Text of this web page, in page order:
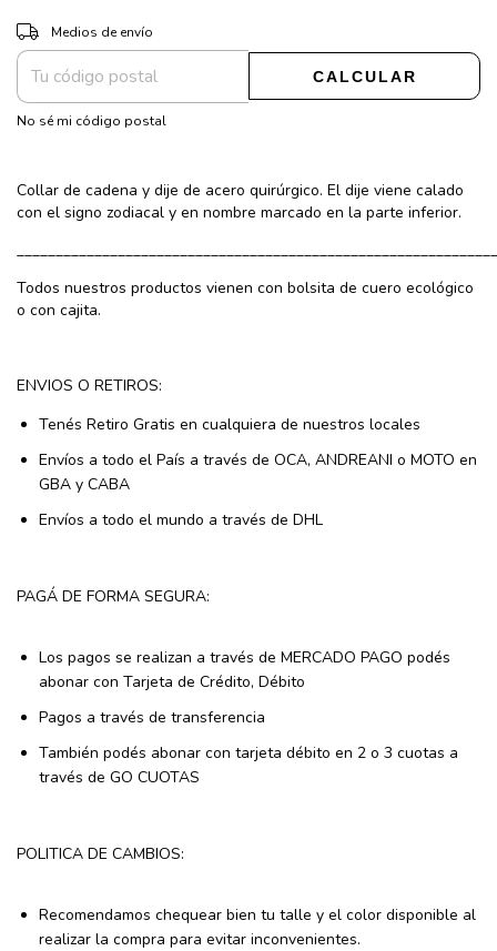
Entregas para el CP:
Medios de envío
CALCULAR
No sé mi código postal
Collar de cadena y dije de acero quirúrgico. El dije viene calado
con el signo zodiacal y en nombre marcado en la parte inferior.
Todos nuestros productos vienen con bolsita de cuero ecológico
o con cajita.
ENVIOS O RETIROS:
Tenés Retiro Gratis en cualquiera de nuestros locales
Envíos a todo el País a través de OCA, ANDREANI o MOTO en
GBA y CABA
Envíos a todo el mundo a través de DHL
PAGÁ DE FORMA SEGURA:
Los pagos se realizan a través de MERCADO PAGO podés
abonar con Tarjeta de Crédito, Débito
Pagos a través de transferencia
También podés abonar con tarjeta débito en 2 o 3 cuotas a
través de GO CUOTAS
POLITICA DE CAMBIOS:
Recomendamos chequear bien tu talle y el color disponible al
realizar la compra para evitar inconvenientes.